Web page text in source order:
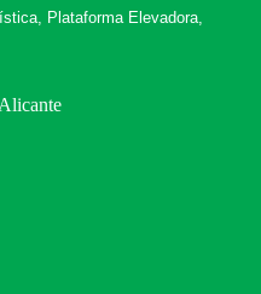
Plataforma Elevadora,